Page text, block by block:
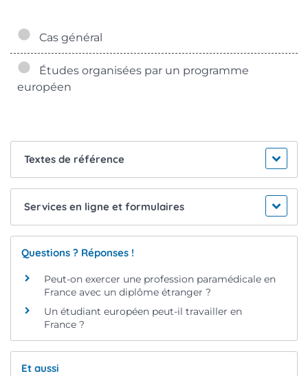
Cas général
Études organisées par un programme
européen
Textes de référence
Services en ligne et formulaires
Questions ? Réponses !
Peut-on exercer une profession paramédicale en
France avec un diplôme étranger ?
Un étudiant européen peut-il travailler en
France ?
Et aussi